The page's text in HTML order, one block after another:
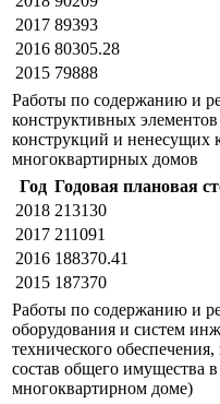
2017 89393
2016 80305.28
2015 79888
Работы по содержанию и
конструктивных
конструкций и ненесущих
многоквартирных домов
Год Годовая плановая
2018 213130
2017 211091
2016 188370.41
2015 187370
Работы по содержанию и
оборудования и систем
технического
состав общего имущества в
многоквартирном доме)